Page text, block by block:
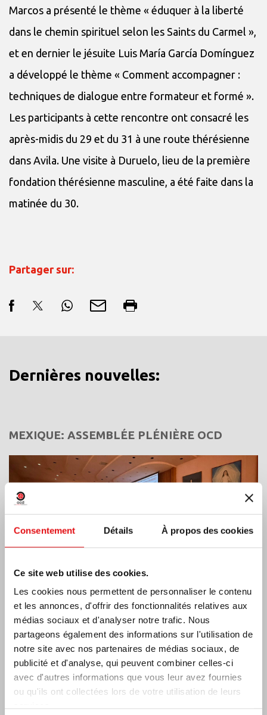
Consentement Détails À propos des cookies
Ce site web utilise des cookies.
Les cookies nous permettent de personnaliser le contenu
et les annonces, d'offrir des fonctionnalités relatives aux
médias sociaux et d'analyser notre trafic. Nous
partageons également des informations sur l'utilisation de
notre site avec nos partenaires de médias sociaux, de
publicité et d'analyse, qui peuvent combiner celles-ci
avec d'autres informations que vous leur avez fournies
ou qu'ils ont collectées lors de votre utilisation de leurs
Marcos a présenté le thème « éduquer à la liberté
dans le chemin spirituel selon les Saints du Carmel »,
et en dernier le jésuite Luis María García Domínguez
a développé le thème « Comment accompagner :
techniques de dialogue entre formateur et formé ».
Les participants à cette rencontre ont consacré les
après-midis du 29 et du 31 à une route thérésienne
dans Avila. Une visite à Duruelo, lieu de la première
fondation thérésienne masculine, a été faite dans la
matinée du 30.
Partager sur:
Dernières nouvelles:
MEXIQUE: ASSEMBLÉE PLÉNIÈRE OCD
Inde : Bénédiction et inauguration du musée
Lumen Carmeli